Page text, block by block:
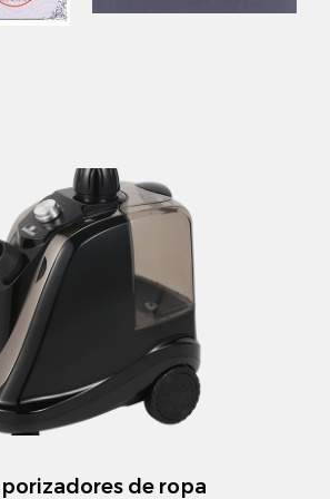
es adecuado para una variedad
esta elegante percha para
de metal y plástico gris
y es rentable, para que
la calidad de la moda sin
financiera.
Nos comprometemos a
Percha de plástico